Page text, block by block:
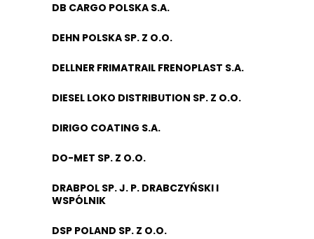
DB CARGO POLSKA S.A.
DEHN POLSKA SP. Z O.O.
DELLNER FRIMATRAIL FRENOPLAST S.A.
DIESEL LOKO DISTRIBUTION SP. Z O.O.
DIRIGO COATING S.A.
DO-MET SP. Z O.O.
DRABPOL SP. J. P. DRABCZYŃSKI I
WSPÓLNIK
DSP POLAND SP. Z O.O.